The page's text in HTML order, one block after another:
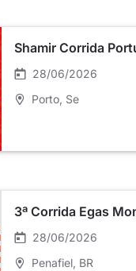
Shamir Corrida
28/06/2026
Porto , Se
3ª Corrida Egas
28/06/2026
Penafiel , BR